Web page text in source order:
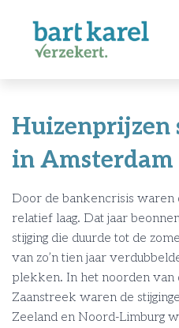
Huizenprijzen
in Amsterdam
Door de bankencrisis waren
relatief laag. Dat jaar
stijging die duurde tot de
van zo’n tien jaar
plekken. In het noorden van
Zaanstreek waren de
Zeeland en Noord-Limburg